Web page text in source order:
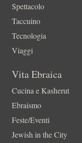
Spettacolo
Taccuino
Tecnologia
Viaggi
Vita Ebraica
Cucina e Kasherut
Ebraismo
Feste/Eventi
Jewish in the City